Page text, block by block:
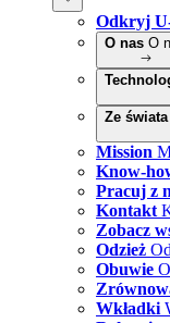
Odkryj
O nas O
Ze
Mission
Know-
Pracuj z
Kontakt
Zobacz
Odzież
Obuwie
Wkładki